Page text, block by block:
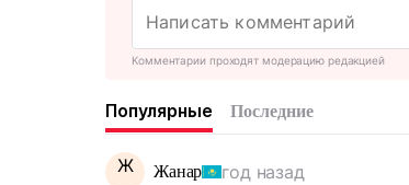
Комментарии проходят модерацию редакцией
Популярные Последние
Ж Жанар год назад